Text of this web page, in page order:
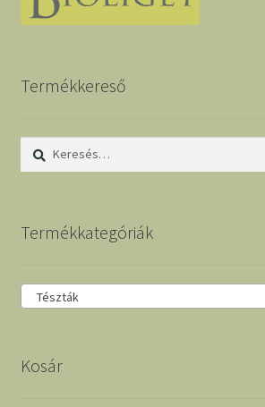
Termékkereső
Keresés:
Termékkategóriák
Tészták
Kosár